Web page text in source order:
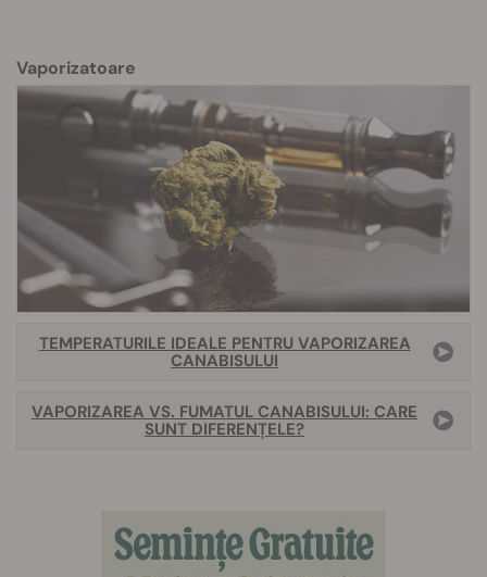
Vaporizatoare
TEMPERATURILE IDEALE PENTRU VAPORIZAREA
CANABISULUI
VAPORIZAREA VS. FUMATUL CANABISULUI: CARE
SUNT DIFERENȚELE?